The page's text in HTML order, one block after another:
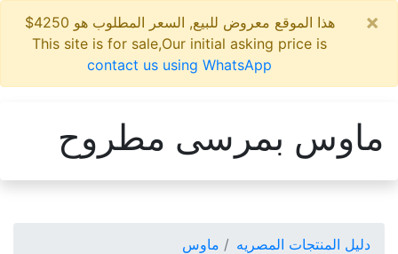
هذا الموقع معروض للبيع, السعر المطلوب هو 4250$
This site is for sale,Our initial asking price is
contact us using WhatsApp
ماوس بمرسى مطروح
دليل المنتجات المصريه
ماوس